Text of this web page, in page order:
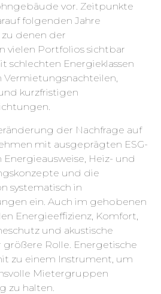
vor. Zeitpunkte
folgenden Jahre
denen der
vielen Portfolios sichtbar
schlechten Energieklassen
Vermietungsnachteilen,
kurzfristigen
der Nachfrage auf
mit ausgeprägten ESG-
Heiz- und
und die
systematisch in
ein. Auch im gehobenen
Energieeffizienz, Komfort,
und akustische
Rolle. Energetische
zu einem Instrument, um
Mietergruppen
zu halten.